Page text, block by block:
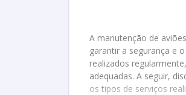
A manutenção de
garantir a segurança e
realizados
adequadas. A seguir,
os tipos de serviços